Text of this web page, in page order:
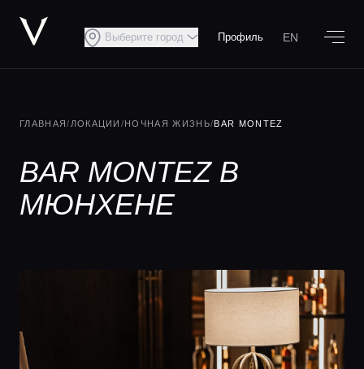
Выберите город Профиль EN
ГЛАВНАЯ/ ЛОКАЦИИ /НОЧНАЯ ЖИЗНЬ/BAR MONTEZ
BAR MONTEZ В
МЮНХЕНЕ